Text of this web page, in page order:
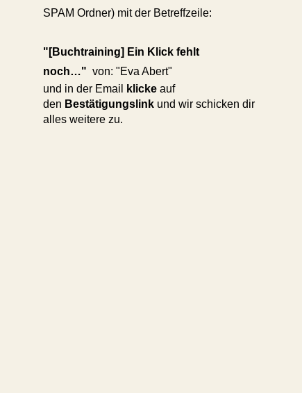
SPAM Ordner) mit der Betreffzeile:
" [Buchtraining] Ein Klick fehlt
noch…" von: "Eva Abert"
und in der Email
klickeauf
den Bestätigungslink und wir schicken dir
alles weitere zu.